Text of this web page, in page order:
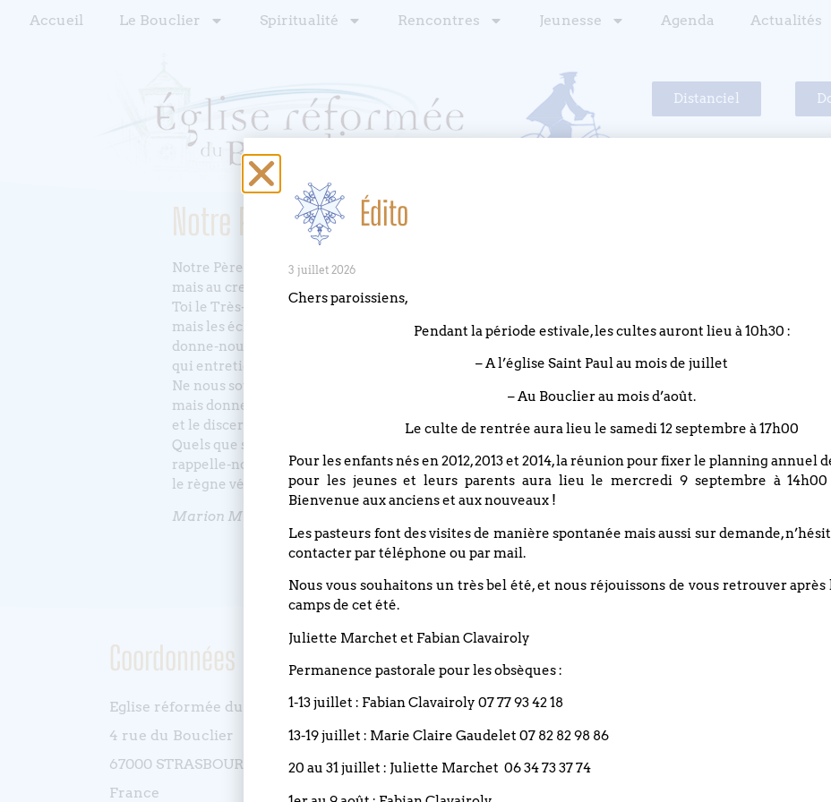
Accueil Le Bouclier Spiritualité Rencontres Jeunesse Agenda Actualités
Distanciel
Notre Père qui n’est pas aux cieux
Notre Père qui n’est pas aux cieux
mais au creux de la terre, dans la boue de nos jours
Toi le Très-Concret qui ne néglige pas nos affaires humaines
mais les éclaire de ta Parole
donne-nous de prendre part à l’effort quotidien
qui entretient le monde et la place dont l’homme jouit
Ne nous soumets pas à la tentation d’être de purs esprits
mais donne-nous le courage de l’action
et le discernement dans nos contradictions
Quels que soient nos engagements et nos responsabilités
rappelle-nous que c’est à toi qu’appartiennent
le règne véritable, la puissance et la gloire.
Marion Muller-Colard, théologienne
Coordonnées
Eglise réformée du Bouclier
4 rue du Bouclier
67000 STRASBOURG
France
Restez informé(e),
Édito
3 juillet 2026
Chers paroissiens,
Pendant la période estivale, les cultes auront lieu à 10h30 :
– A l’église Saint Paul au mois de juillet
– Au Bouclier au mois d’août.
Le culte de rentrée aura lieu le samedi 12 septembre à 17h00
Pour les enfants nés en 2012, 2013 et 2014, la réunion pour fixer le planning annuel
pour les jeunes et leurs parents aura lieu le mercredi 9 septembre à 14h00
Bienvenue aux anciens et aux nouveaux !
Les pasteurs font des visites de manière spontanée mais aussi sur demande,
contacter par téléphone ou par mail.
Nous vous souhaitons un très bel été, et nous réjouissons de vous retrouver après
camps de cet été.
Juliette Marchet et Fabian Clavairoly
Permanence pastorale pour les obsèques :
1-13 juillet : Fabian Clavairoly 07 77 93 42 18
13-19 juillet : Marie Claire Gaudelet 07 82 82 98 86
20 au 31 juillet : Juliette Marchet 06 34 73 37 74